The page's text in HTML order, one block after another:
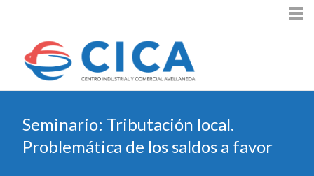
Seminario: Tributación local.
Problemática de los saldos a favor